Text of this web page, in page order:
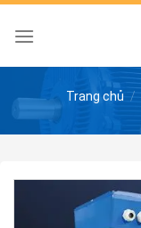
Skip
Trang chủ /